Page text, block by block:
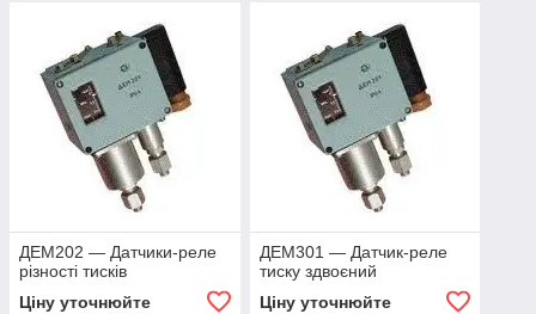
ДЕМ202 — Датчики-реле
різності тисків
Ціну уточнюйте
ДЕМ301 — Датчик-реле
тиску здвоєний
Ціну уточнюйте